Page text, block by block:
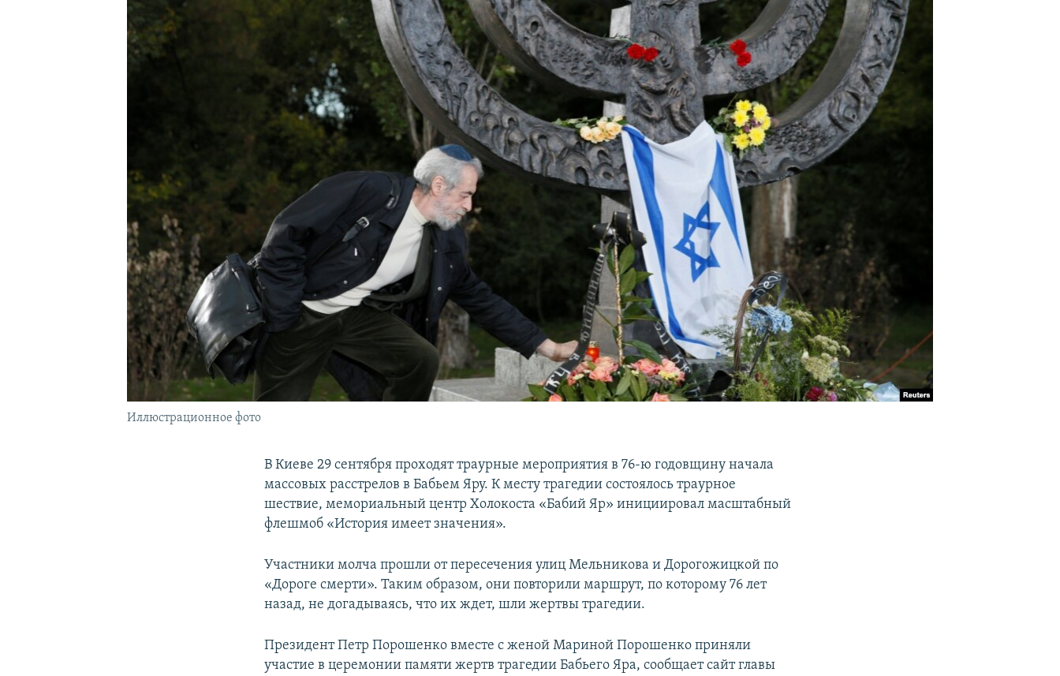
КРЫМ.НЕПОКОРЕННЫЙ
Иллюстрационное фото
В Киеве 29 сентября проходят траурные мероприятия в 76-ю годовщину начала
массовых расстрелов в Бабьем Яру. К месту трагедии состоялось траурное
шествие, мемориальный центр Холокоста «Бабий Яр» инициировал масштабный
флешмоб «История имеет значения».
Участники молча прошли от пересечения улиц Мельникова и Дорогожицкой по
«Дороге смерти». Таким образом, они повторили маршрут, по которому 76 лет
назад, не догадываясь, что их ждет, шли жертвы трагедии.
Президент Петр Порошенко вместе с женой Мариной Порошенко приняли
участие в церемонии памяти жертв трагедии Бабьего Яра, сообщает сайт главы